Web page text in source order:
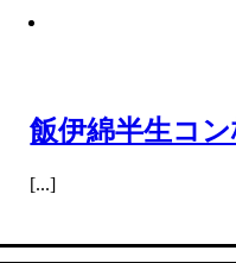
飯伊綿半生コ
[...]